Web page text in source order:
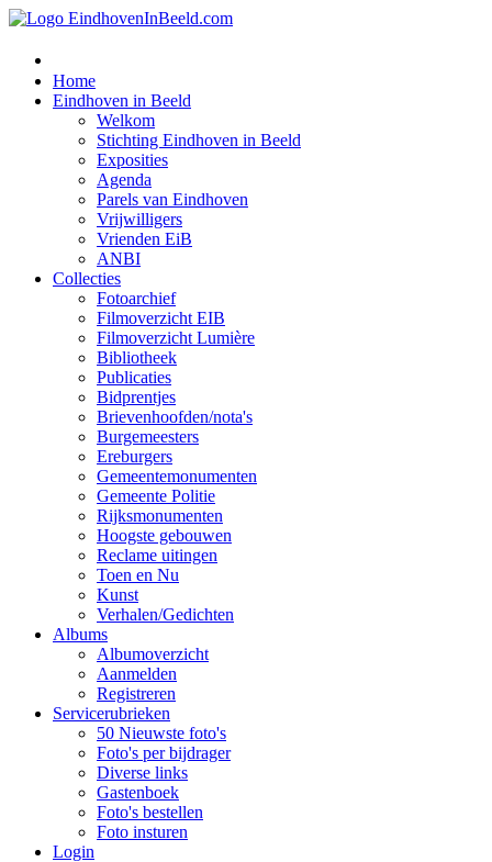
Home
Eindhoven in Beeld
Welkom
Stichting Eindhoven in Beeld
Exposities
Agenda
Parels van Eindhoven
Vrijwilligers
Vrienden EiB
ANBI
Collecties
Fotoarchief
Filmoverzicht EIB
Filmoverzicht Lumière
Bibliotheek
Publicaties
Bidprentjes
Brievenhoofden/nota's
Burgemeesters
Ereburgers
Gemeentemonumenten
Gemeente Politie
Rijksmonumenten
Hoogste gebouwen
Reclame uitingen
Toen en Nu
Kunst
Verhalen/Gedichten
Albums
Albumoverzicht
Aanmelden
Registreren
Servicerubrieken
50 Nieuwste foto's
Foto's per bijdrager
Diverse links
Gastenboek
Foto's bestellen
Foto insturen
Login